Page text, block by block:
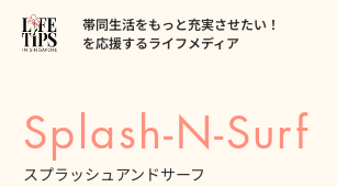
帯同生活をもっと充実させたい！
を応援するライフメディア
Splash-N-Surf
スプラッシュアンドサーフ